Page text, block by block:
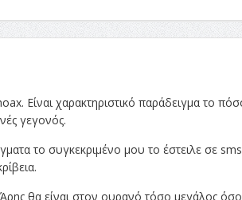
Είναι χαρακτηριστικό παράδειγμα το
γεγονός.
το συγκεκριμένο μου το έστειλε σε
θα είναι στον ουρανό τόσο μεγάλος όσο